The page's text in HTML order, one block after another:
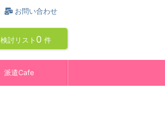
お問い合わせ
検討リスト 0件
派遣Cafe